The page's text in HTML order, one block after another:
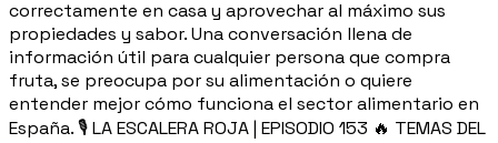
correctamente en casa y aprovechar al máximo sus
propiedades y sabor. Una conversación llena de
información útil para cualquier persona que compra
fruta, se preocupa por su alimentación o quiere
entender mejor cómo funciona el sector alimentario en
España. 🎙️ LA ESCALERA ROJA | EPISODIO 153 🔥 TEMAS DEL